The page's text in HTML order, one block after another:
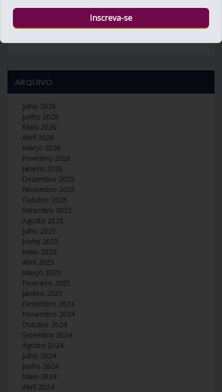
30
31
ARQUIVO
Julho 2026
Junho 2026
Maio 2026
Abril 2026
Março 2026
Fevereiro 2026
Janeiro 2026
Dezembro 2025
Novembro 2025
Outubro 2025
Setembro 2025
Agosto 2025
Julho 2025
Junho 2025
Maio 2025
Abril 2025
Março 2025
Fevereiro 2025
Janeiro 2025
Dezembro 2024
Novembro 2024
Outubro 2024
Setembro 2024
Agosto 2024
Julho 2024
Junho 2024
Maio 2024
Abril 2024